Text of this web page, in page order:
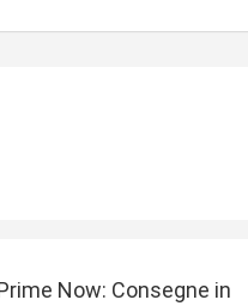
Now: Consegne in